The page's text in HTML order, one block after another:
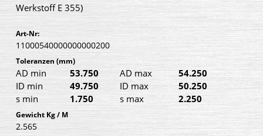
Werkstoff E 355)
Art-Nr:
11000540000000000200
Toleranzen (mm)
AD min 53.750 AD max
54.250
ID min
49.750 ID max
50.250
s min
1.750 s max 2.250
Gewicht Kg / M
2.565